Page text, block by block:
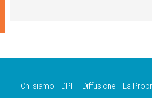
Chi siamo DPF Diffusione La